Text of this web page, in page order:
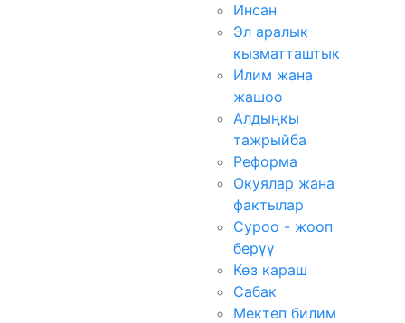
Инсан
Эл аралык
кызматташтык
Илим жана
жашоо
Алдыңкы
тажрыйба
Реформа
Окуялар жана
фактылар
Суроо - жооп
берүү
Көз караш
Сабак
Мектеп билим